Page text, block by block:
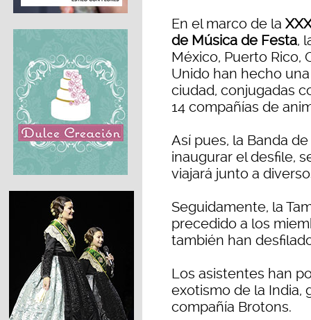
En el marco de la
de Música de Festa,
México, Puerto Rico,
Unido han hecho
ciudad, conjugadas
14 compañías de
Así pues, la Banda
inaugurar el desfile,
viajará junto a
Seguidamente, la
precedido a los
también han desfilado
Los asistentes han
exotismo de la India,
compañía Brotons.